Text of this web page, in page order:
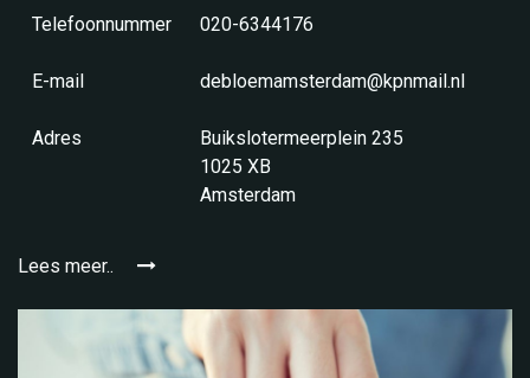
Telefoonnummer 020-6344176
E-mail debloemamsterdam@kpnmail.nl
Adres
Buikslotermeerplein 235
1025 XB
Amsterdam
Lees meer..